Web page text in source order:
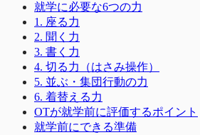
就学に必要な6つの力
1. 座る力
2. 聞く力
3. 書く力
4. 切る力（はさみ操作）
5. 並ぶ・集団行動の力
6. 着替える力
OTが就学前に評価するポイント
就学前にできる準備